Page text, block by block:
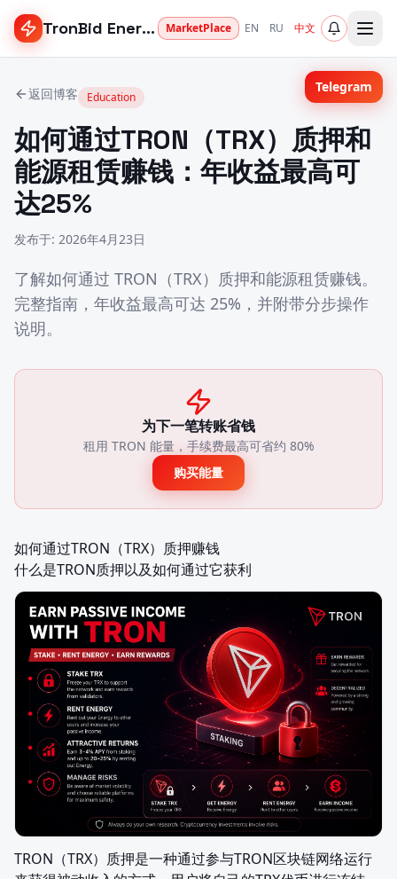
TronBid Energy MarketPlace EN RU 中文
返回博客 Education
如何通过TRON（TRX）质押和
能源租赁赚钱：年收益最高可
达25%
发布于: 2026年4月23日
了解如何通过 TRON（TRX）质押和能源租赁赚钱。
完整指南，年收益最高可达 25%，并附带分步操作
说明。
为下一笔转账省钱
租用 TRON 能量，手续费最高可省约 80%
购买能量
如何通过TRON（TRX）质押赚钱
什么是TRON质押以及如何通过它获利
TRON（TRX）质押是一种通过参与TRON区块链网络运行
Telegram